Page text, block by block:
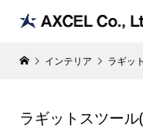
インテリア ラギッ
ラギットスツー